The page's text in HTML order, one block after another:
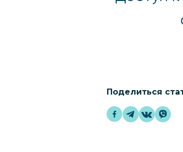
Поделиться